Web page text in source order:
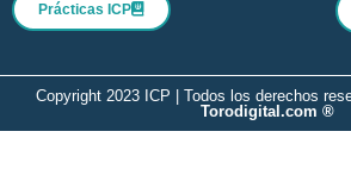
Prácticas ICP
Copyright 2023 ICP | Todos los derechos
Torodigital.com ®